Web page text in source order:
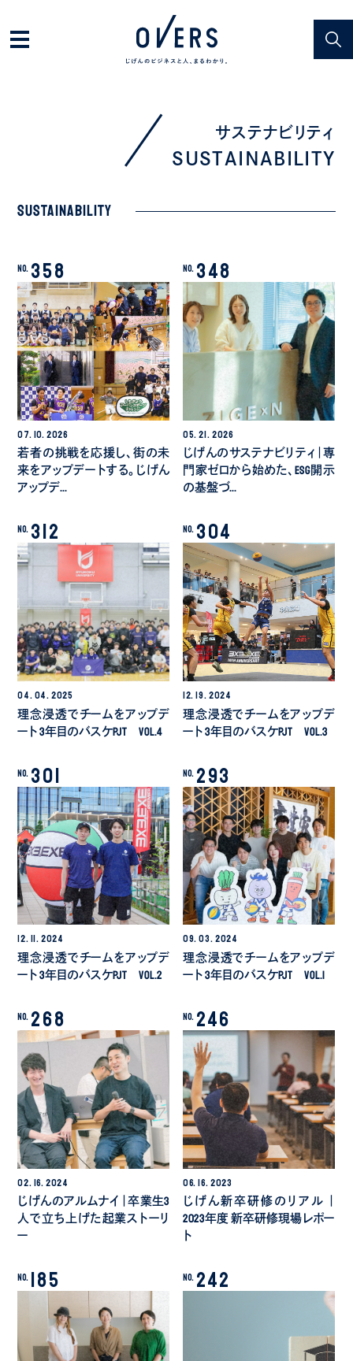
サステナビリティ
SUSTAINABILITY
SUSTAINABILITY
No. 358
07. 10. 2026
若者の挑戦を応援し、街の未
来をアップデートする。じげん
アップデ…
No. 348
05. 21. 2026
じげんのサステナビリティ｜専
門家ゼロから始めた、ESG開示
の基盤づ…
No. 312
04. 04. 2025
理念浸透でチームをアップデ
ート 3年目のバスケPJT Vol.4
No. 304
12. 19. 2024
理念浸透でチームをアップデ
ート 3年目のバスケPJT Vol.3
No. 301
12. 11. 2024
理念浸透でチームをアップデ
ート 3年目のバスケPJT Vol.2
No. 293
09. 03. 2024
理念浸透でチームをアップデ
ート 3年目のバスケPJT Vol.1
No. 268
02. 16. 2024
じげんのアルムナイ｜卒業生3
人で立ち上げた起業ストーリ
ー
No. 246
06. 16. 2023
じげん新卒研修のリアル ｜
2023年度 新卒研修現場レポー
ト
No. 185 No. 242